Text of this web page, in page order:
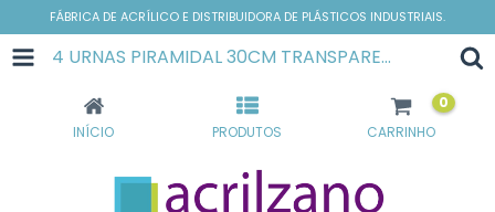
FÁBRICA DE ACRÍLICO E DISTRIBUIDORA DE PLÁSTICOS INDUSTRIAIS.
4 URNAS PIRAMIDAL 30CM TRANSPARENTE
INÍCIO PRODUTOS CARRINHO
0